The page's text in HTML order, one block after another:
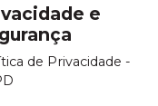
e
de Privacidade -